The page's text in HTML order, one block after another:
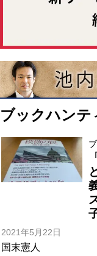
ブックハンテ
2021年5月22日
国末憲人